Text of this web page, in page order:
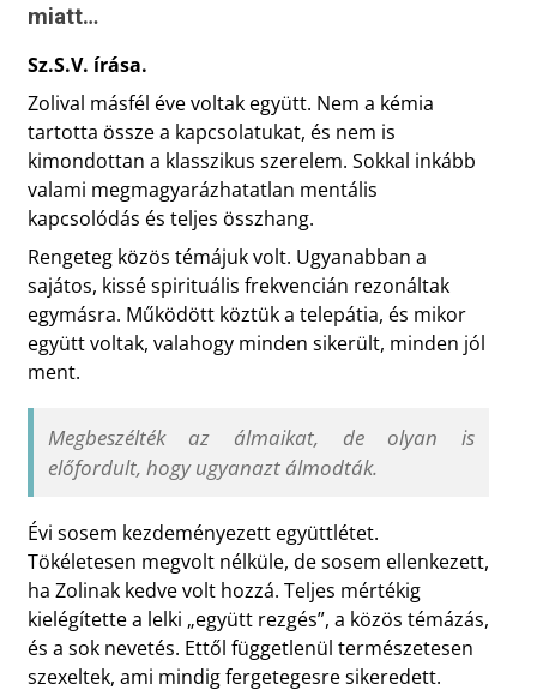
miatt…
Sz.S.V. írása.
Zolival másfél éve voltak együtt. Nem a kémia
tartotta össze a kapcsolatukat, és nem is
kimondottan a klasszikus szerelem. Sokkal inkább
valami megmagyarázhatatlan mentális
kapcsolódás és teljes összhang.
Rengeteg közös témájuk volt. Ugyanabban a
sajátos, kissé spirituális frekvencián rezonáltak
egymásra. Működött köztük a telepátia, és mikor
együtt voltak, valahogy minden sikerült, minden jól
ment.
Megbeszélték az álmaikat, de olyan is
előfordult, hogy ugyanazt álmodták.
Évi sosem kezdeményezett együttlétet.
Tökéletesen megvolt nélküle, de sosem ellenkezett,
ha Zolinak kedve volt hozzá. Teljes mértékig
kielégítette a lelki „együtt rezgés”, a közös témázás,
és a sok nevetés. Ettől függetlenül természetesen
szexeltek, ami mindig fergetegesre sikeredett.